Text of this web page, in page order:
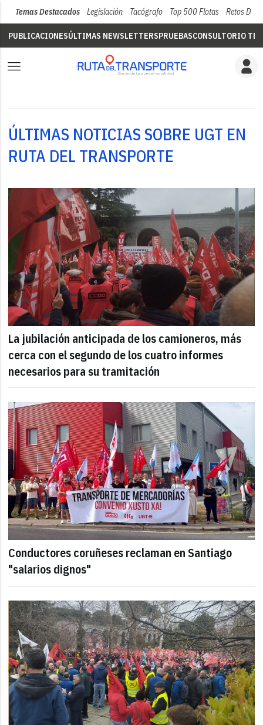
Temas Destacados Legislación Tacógrafo Top 500 Flotas Retos Del
PUBLICACIONESÚLTIMAS NEWSLETTERSPRUEBASCONSULTORIO
ÚLTIMAS NOTICIAS SOBRE UGT EN
RUTA DEL TRANSPORTE
La jubilación anticipada de los camioneros, más
cerca con el segundo de los cuatro informes
necesarios para su tramitación
Conductores coruñeses reclaman en Santiago
"salarios dignos"